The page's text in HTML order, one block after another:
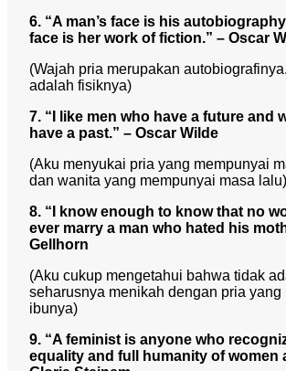
6. “A man’s face is his
face is her work of fiction.” – Oscar
(Wajah pria merupakan
adalah fisiknya)
7. “I like men who have a future and
have a past.” – Oscar Wilde
(Aku menyukai pria yang mempunyai
dan wanita yang mempunyai masa lalu)
8. “I know enough to know that no
ever marry a man who hated his
Gellhorn
(Aku cukup mengetahui bahwa tidak
seharusnya menikah dengan pria yang
ibunya)
9. “A feminist is anyone who
equality and full humanity of women